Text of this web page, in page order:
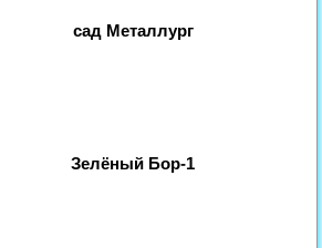
сад Металлург
Зелёный Бор-1